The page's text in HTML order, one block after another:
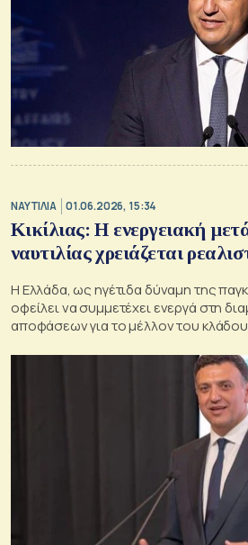
ΝΑΥΤΙΛΙΑ 01.06.2026, 15:34
Κικίλιας: Η ενεργειακή
ναυτιλίας χρειάζεται
Η Ελλάδα, ως ηγέτιδα δύναμη της
οφείλει να συμμετέχει ενεργά στη
αποφάσεων για το μέλλον του